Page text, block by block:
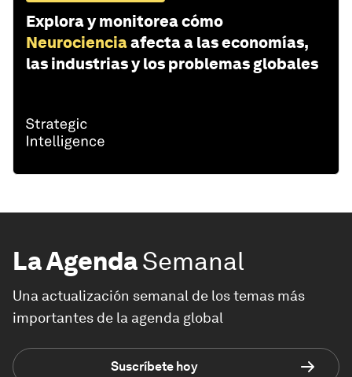
Explora y monitorea cómo
Neurocienciaafecta a las economías,
las industrias y los problemas globales
La AgendaSemanal
Una actualización semanal de los temas más
importantes de la agenda global
Suscríbete hoy